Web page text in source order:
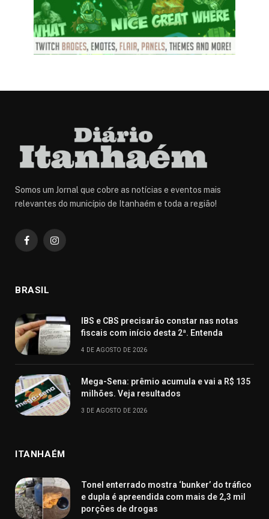
Somos um Jornal que cobre as notícias e eventos mais
relevantes do município de Itanhaém e toda a região!
FacebookInstagram
BRASIL
IBS e CBS precisarão constar nas notas
fiscais com início desta 2ª. Entenda
4 DE AGOSTO DE 2026
Mega-Sena: prêmio acumula e vai a R$ 135
milhões. Veja resultados
3 DE AGOSTO DE 2026
ITANHAÉM
Tonel enterrado mostra ‘bunker’ do tráfico
e dupla é apreendida com mais de 2,3 mil
porções de drogas